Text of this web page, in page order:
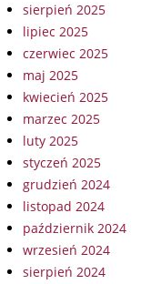
sierpień 2025
lipiec 2025
czerwiec 2025
maj 2025
kwiecień 2025
marzec 2025
luty 2025
styczeń 2025
grudzień 2024
listopad 2024
październik 2024
wrzesień 2024
sierpień 2024